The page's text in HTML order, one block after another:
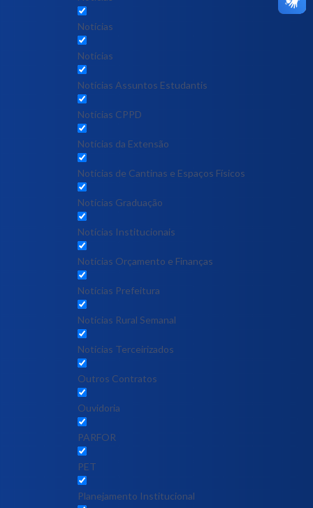
Notícias
Notícias
Notícias Assuntos Estudantis
Notícias CPPD
Notícias da Extensão
Notícias de Cantinas e Espaços Físicos
Notícias Graduação
Notícias Institucionais
Notícias Orçamento e Finanças
Notícias Prefeitura
Notícias Rural Semanal
Notícias Terceirizados
Outros Contratos
Ouvidoria
PARFOR
PET
Planejamento Institucional